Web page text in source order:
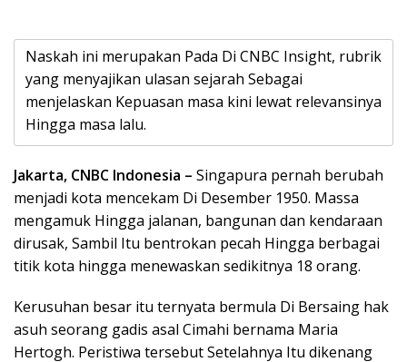
Naskah ini merupakan Pada Di CNBC Insight, rubrik
yang menyajikan ulasan sejarah Sebagai
menjelaskan Kepuasan masa kini lewat relevansinya
Hingga masa lalu.
Jakarta, CNBC Indonesia – Singapura pernah berubah
menjadi kota mencekam Di Desember 1950. Massa
mengamuk Hingga jalanan, bangunan dan kendaraan
dirusak, Sambil Itu bentrokan pecah Hingga berbagai
titik kota hingga menewaskan sedikitnya 18 orang.
Kerusuhan besar itu ternyata bermula Di Bersaing hak
asuh seorang gadis asal Cimahi bernama Maria
Hertogh. Peristiwa tersebut Setelahnya Itu dikenang